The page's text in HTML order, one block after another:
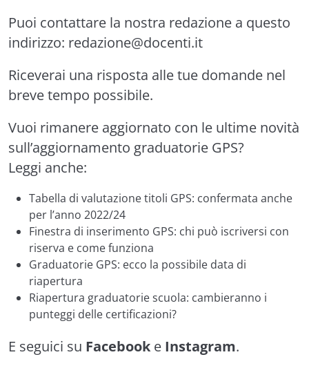
Puoi contattare la nostra redazione a questo
indirizzo: redazione@docenti.it
Riceverai una risposta alle tue domande nel
breve tempo possibile.
Vuoi rimanere aggiornato con le ultime novità
sull’aggiornamento graduatorie GPS?
Leggi anche:
Tabella di valutazione titoli GPS: confermata anche
per l’anno 2022/24
Finestra di inserimento GPS: chi può iscriversi con
riserva e come funziona
Graduatorie GPS: ecco la possibile data di
riapertura
Riapertura graduatorie scuola: cambieranno i
punteggi delle certificazioni?
E seguici su Facebook e Instagram.